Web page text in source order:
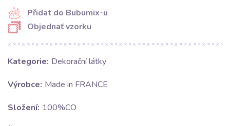
Přidat do Bubumix-u
Objednať vzorku
Kategorie: Dekorační látky
Výrobce: Made in FRANCE
Složení: 100%CO